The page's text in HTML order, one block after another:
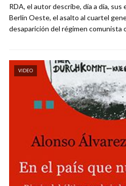
RDA, el autor describe, día a día, sus
Berlín Oeste, el asalto al cuartel
desaparición del régimen comunista
VIDEO